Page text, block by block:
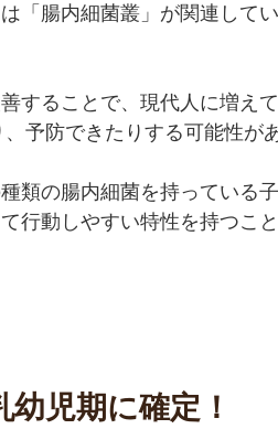
「腸内細菌叢」が関連して
することで、現代人に増え
予防できたりする可能性が
類の腸内細菌を持っている
行動しやすい特性を持つこ
児期に確定！